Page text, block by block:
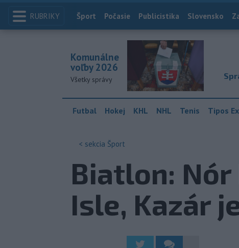
RUBRIKY Index
Šport Počasie Publicistika Slovensko
Komunálne
voľby 2026
Všetky správy
Futbal Hokej KHL NHL Tenis Tipos
< sekcia Šport
Biatlon:
Isle, Kazár